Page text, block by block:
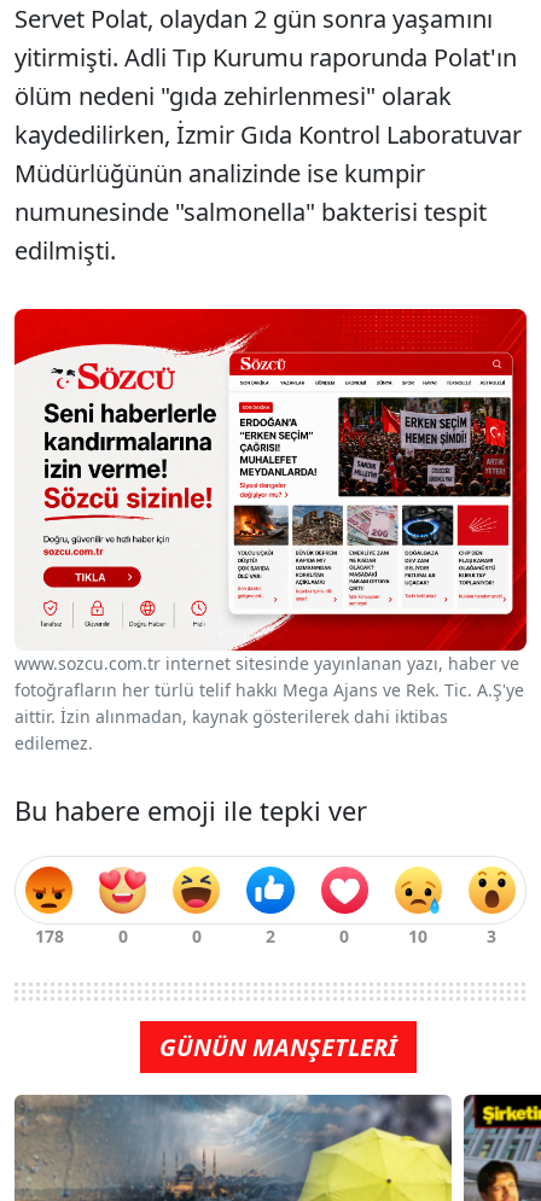
Servet Polat, olaydan 2 gün sonra yaşamını
yitirmişti. Adli Tıp Kurumu raporunda Polat'ın
ölüm nedeni "gıda zehirlenmesi" olarak
kaydedilirken, İzmir Gıda Kontrol Laboratuvar
Müdürlüğünün analizinde ise kumpir
numunesinde "salmonella" bakterisi tespit
edilmişti.
www.sozcu.com.tr internet sitesinde yayınlanan yazı, haber ve
fotoğrafların her türlü telif hakkı Mega Ajans ve Rek. Tic. A.Ş'ye
aittir. İzin alınmadan, kaynak gösterilerek dahi iktibas
edilemez.
Bu habere emoji ile tepki ver
GÜNÜN MANŞETLERİ